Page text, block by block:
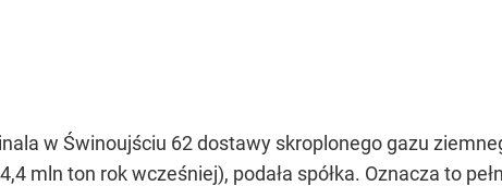
w Świnoujściu 62 dostawy skroplonego gazu
mln ton rok wcześniej), podała spółka. Oznacza to